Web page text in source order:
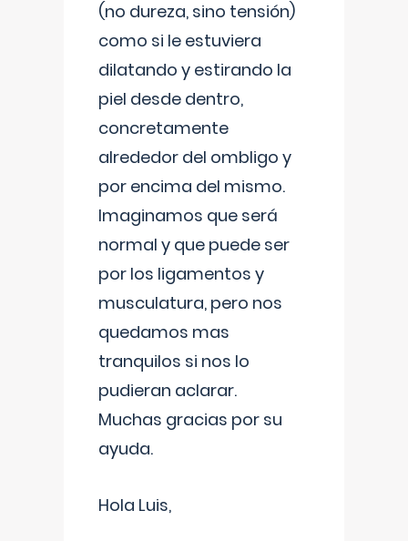
(no dureza, sino tensión)
como si le estuviera
dilatando y estirando la
piel desde dentro,
concretamente
alrededor del ombligo y
por encima del mismo.
Imaginamos que será
normal y que puede ser
por los ligamentos y
musculatura, pero nos
quedamos mas
tranquilos si nos lo
pudieran aclarar.
Muchas gracias por su
ayuda.
Hola Luis,